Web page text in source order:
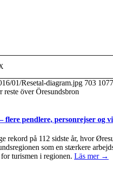
01/Resetal-diagram.jpg 703 1077
reste över Öresundsbron
pendlere, personrejser og
rekord på 112 sidste år, hvor
som en stærkere
turismen i regionen. Läs mer →